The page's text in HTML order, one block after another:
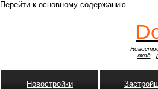
Перейти к основному содержанию
вход-
Новостройки